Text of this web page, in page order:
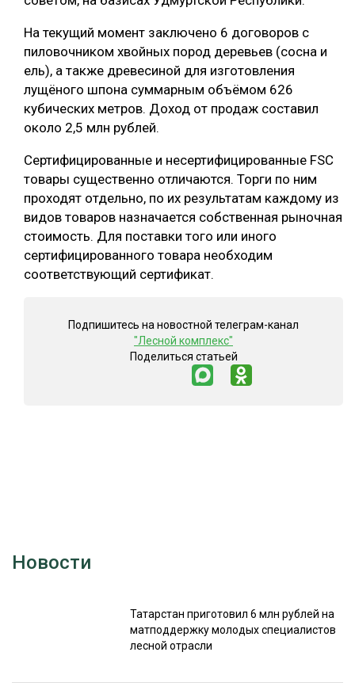
ПРОИЗВОДСТВО ДРЕВЕСНЫХ ПЛИТ
ЦБП
КОМПЛЕКСНАЯ ПЕРЕРАБОТКА
ЛЕСОПИЛЕНИЕ
ДЕРЕВЯННОЕ ДОМОСТРОЕНИЕ
БЕЗОПАСНОЕ ПРОИЗВОДСТВО
СОРТИРОВКА ДРЕВЕСИНЫ
СУШКА ДРЕВЕСИНЫ
МЕБЕЛЬНОЕ ПРОИЗВОДСТВО
На текущий момент заключено 6 договоров с
пиловочником хвойных пород деревьев (сосна и
ель), а также древесиной для изготовления
лущёного шпона суммарным объёмом 626
кубических метров. Доход от продаж составил
около 2,5 млн рублей.
Сертифицированные и несертифицированные FSC
товары существенно отличаются. Торги по ним
проходят отдельно, по их результатам каждому из
видов товаров назначается собственная рыночная
стоимость. Для поставки того или иного
сертифицированного товара необходим
соответствующий сертификат.
Подпишитесь на новостной телеграм-канал
"Лесной комплекс"
Поделиться статьей
Новости
Татарстан приготовил 6 млн рублей на
матподдержку молодых специалистов
лесной отрасли